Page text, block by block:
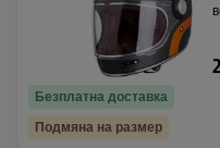
Безплатна доставка
Подмяна на размер